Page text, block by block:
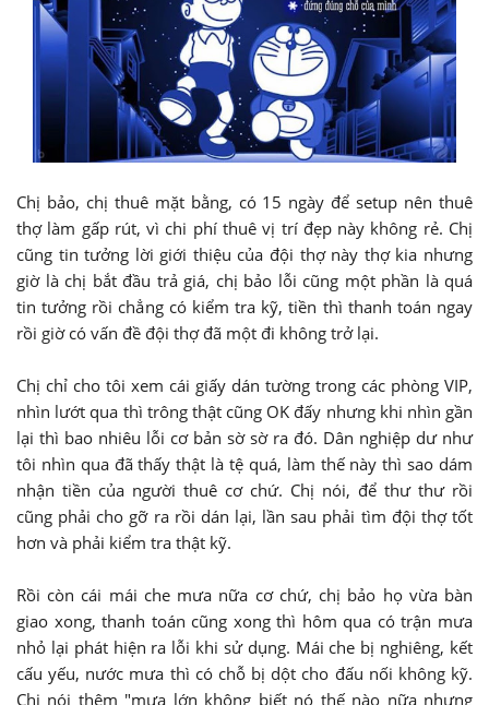
Chị bảo, chị thuê mặt bằng, có 15 ngày để setup nên thuê
thợ làm gấp rút, vì chi phí thuê vị trí đẹp này không rẻ. Chị
cũng tin tưởng lời giới thiệu của đội thợ này thợ kia nhưng
giờ là chị bắt đầu trả giá, chị bảo lỗi cũng một phần là quá
tin tưởng rồi chẳng có kiểm tra kỹ, tiền thì thanh toán ngay
rồi giờ có vấn đề đội thợ đã một đi không trở lại.
Chị chỉ cho tôi xem cái giấy dán tường trong các phòng VIP,
nhìn lướt qua thì trông thật cũng OK đấy nhưng khi nhìn gần
lại thì bao nhiêu lỗi cơ bản sờ sờ ra đó. Dân nghiệp dư như
tôi nhìn qua đã thấy thật là tệ quá, làm thế này thì sao dám
nhận tiền của người thuê cơ chứ. Chị nói, để thư thư rồi
cũng phải cho gỡ ra rồi dán lại, lần sau phải tìm đội thợ tốt
hơn và phải kiểm tra thật kỹ.
Rồi còn cái mái che mưa nữa cơ chứ, chị bảo họ vừa bàn
giao xong, thanh toán cũng xong thì hôm qua có trận mưa
nhỏ lại phát hiện ra lỗi khi sử dụng. Mái che bị nghiêng, kết
cấu yếu, nước mưa thì có chỗ bị dột cho đấu nối không kỹ.
Chị nói thêm "mưa lớn không biết nó thế nào nữa nhưng